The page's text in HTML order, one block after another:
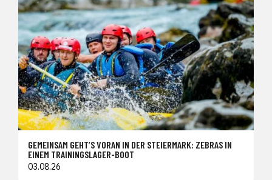
GEMEINSAM GEHT’S VORAN IN DER STEIERMARK: ZEBRAS IN
EINEM TRAININGSLAGER-BOOT
03.08.26